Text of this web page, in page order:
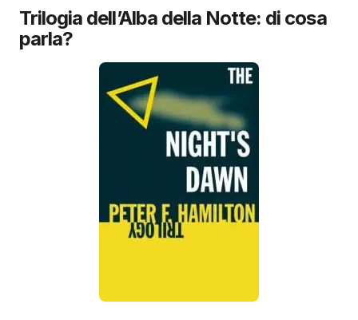
Trilogia dell’Alba della Notte: di cosa
parla?